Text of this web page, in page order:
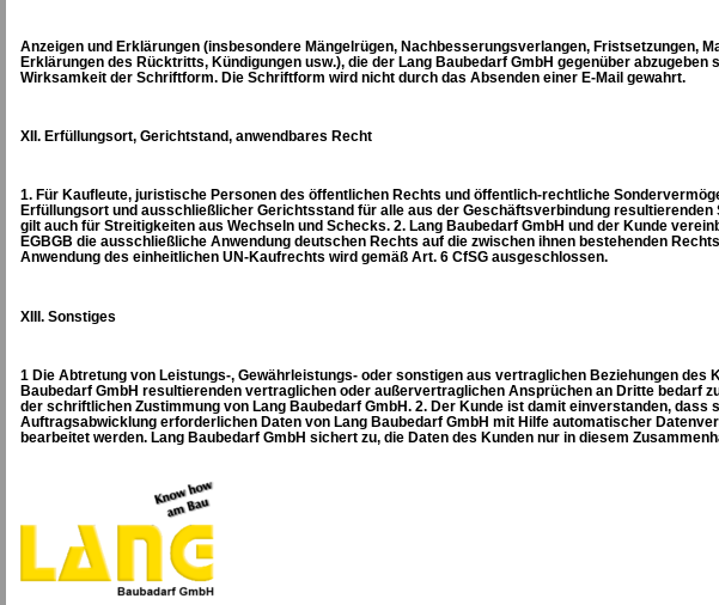
Anzeigen und Erklärungen (insbesondere Mängelrügen, Nachbesserungsverlangen, Fristsetzungen,
Erklärungen des Rücktritts, Kündigungen usw.), die der Lang Baubedarf GmbH gegenüber abzugeben
Wirksamkeit der Schriftform. Die Schriftform wird nicht durch das Absenden einer E-Mail gewahrt.
XII. Erfüllungsort, Gerichtstand, anwendbares Recht
1. Für Kaufleute, juristische Personen des öffentlichen Rechts und öffentlich-rechtliche
Erfüllungsort und ausschließlicher Gerichtsstand für alle aus der Geschäftsverbindung resultierenden
gilt auch für Streitigkeiten aus Wechseln und Schecks. 2. Lang Baubedarf GmbH und der Kunde
EGBGB die ausschließliche Anwendung deutschen Rechts auf die zwischen ihnen bestehenden
Anwendung des einheitlichen UN-Kaufrechts wird gemäß Art. 6 CfSG ausgeschlossen.
XIII. Sonstiges
1 Die Abtretung von Leistungs-, Gewährleistungs- oder sonstigen aus vertraglichen Beziehungen des
Baubedarf GmbH resultierenden vertraglichen oder außervertraglichen Ansprüchen an Dritte bedarf
der schriftlichen Zustimmung von Lang Baubedarf GmbH. 2. Der Kunde ist damit einverstanden, dass
Auftragsabwicklung erforderlichen Daten von Lang Baubedarf GmbH mit Hilfe automatischer
bearbeitet werden. Lang Baubedarf GmbH sichert zu, die Daten des Kunden nur in diesem